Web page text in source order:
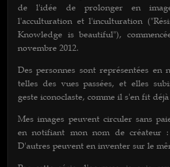
de l'idée de prolonger en
l'acculturation et l'inculturation
Knowledge is beautiful"),
novembre 2012.
Des personnes sont représentées en
telles des vues passées, et elles
geste iconoclaste, comme il s'en fit
Mes images peuvent circuler sans
en notifiant mon nom de créateur
D'autres peuvent en inventer sur le